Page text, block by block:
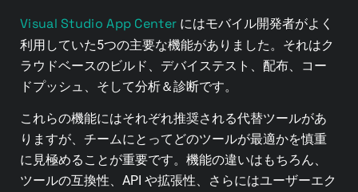
Visual Studio App Center にはモバイル開発者がよく
利用していた5つの主要な機能がありました。 それはク
ラウドベースのビルド、デバイステスト、配布、コー
ドプッシュ、そして分析＆診断です。
これらの機能にはそれぞれ推奨される代替ツールがあ
りますが、チームにとってどのツールが最適かを慎重
に見極めることが重要です。機能の違いはもちろん、
ツールの互換性、API や拡張性、さらにはユーザーエク